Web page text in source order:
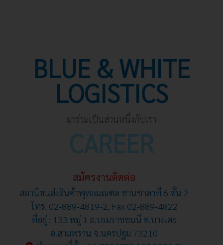
BLUE & WHITE
LOGISTICS
มาร่วมเป็นส่วนหนึ่งกับเรา
สมัครงานติดต่อ
สถานีขนส่งสินค้าพุทธมณฑล ชานชาลาที่ 6 ชั้น 2
โทร. 02-889-4819-2, Fax 02-889-4822
ที่อยู่ : 133 หมู่ 1 ถ.บรมราชชนนี ต.บางเตย
อ.สามพราน จ.นครปฐม 73210
ตำแหน่งที่ตั้ง : 13.7926759,100.288142